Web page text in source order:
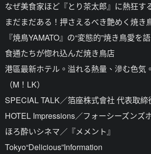
なぜ美食家ほど『とり茶太郎』に熱狂す
まだまだある！押さえるべき艶めく焼き
『焼鳥YAMATO』の“変態的”焼き鳥愛を
食通たちが惚れ込んだ焼き鳥店
港區最新ホテル。溢れる熱量、滲む色気
（M！LK）
SPECIAL TALK／箔座株式會社 代表取
HOTEL Impressions／フォーシーズンズ
ほろ酔いシネマ／『メメント』
Tokyo“Delicious”Information